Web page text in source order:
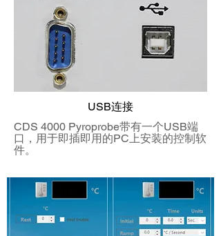
USB连接
CDS 4000 Pyroprobe带有一个USB端
口，用于即插即用的PC上安装的控制软
件。